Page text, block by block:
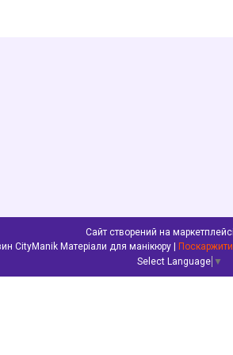
Сайт створений на маркетплейсі
Select Language ▼